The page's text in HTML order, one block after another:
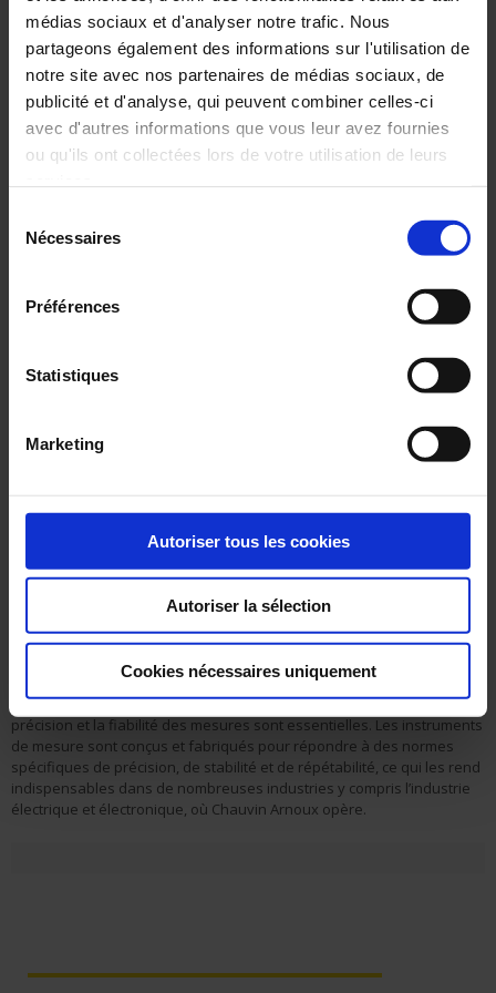
médias sociaux et d'analyser notre trafic. Nous
partageons également des informations sur l'utilisation de
notre site avec nos partenaires de médias sociaux, de
publicité et d'analyse, qui peuvent combiner celles-ci
avec d'autres informations que vous leur avez fournies
ou qu'ils ont collectées lors de votre utilisation de leurs
Pour en savoir plus, veuillez consulter notre
politique de
Nécessaires
Préférences
Statistiques
Marketing
Autoriser tous les cookies
Autoriser la sélection
Cookies nécessaires uniquement
Les instruments de mesure sont conçus pour des tâches spécifiques
et ont généralement des caractéristiques techniques et une précision
instruments de mesure pour améliorer leur fonctionnalité.
capteurs intelligents qui utilisent des techniques d’apprentissage
automatique pour ajuster et calibrer automatiquement les mesures
collectées par ces instruments, permettant une évaluation plus
approfondie des paramètres mesurés. L’IA peut également être
utilisée pour automatiser certaines tâches de mesure, ce qui peut être
utile dans des environnements où des mesure répétitives sont
nécessaires, comme dans les laboratoires ou les usines de
production. Cela peut contribuer à gagner du temps et à réduire les
erreurs humaines.
Cependant, il est important de noter que l’IA ne peut pas remplacer les
instruments de mesure, ne particulier dans les applications où la
précision et la fiabilité des mesures sont essentielles. Les instruments
de mesure sont conçus et fabriqués pour répondre à des normes
spécifiques de précision, de stabilité et de répétabilité, ce qui les rend
indispensables dans de nombreuses industries y compris l’industrie
électrique et électronique, où Chauvin Arnoux opère.